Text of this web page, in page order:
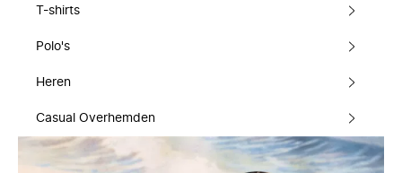
T-shirts
Polo's
Heren
Casual Overhemden